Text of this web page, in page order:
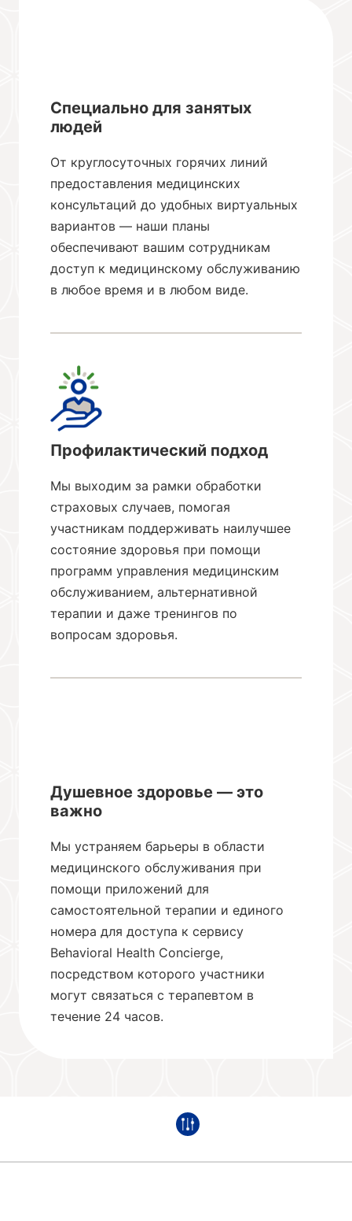
Специально для занятых
людей
От круглосуточных горячих линий
предоставления медицинских
консультаций до удобных виртуальных
вариантов — наши планы
обеспечивают вашим сотрудникам
доступ к медицинскому обслуживанию
в любое время и в любом виде.
Профилактический подход
Мы выходим за рамки обработки
страховых случаев, помогая
участникам поддерживать наилучшее
состояние здоровья при помощи
программ управления медицинским
обслуживанием, альтернативной
терапии и даже тренингов по
вопросам здоровья.
Душевное здоровье — это
важно
Мы устраняем барьеры в области
медицинского обслуживания при
помощи приложений для
самостоятельной терапии и единого
номера для доступа к сервису
Behavioral Health Concierge,
посредством которого участники
могут связаться с терапевтом в
течение 24 часов.